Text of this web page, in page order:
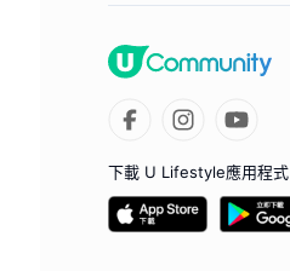
下載 U Lifestyle應用程式